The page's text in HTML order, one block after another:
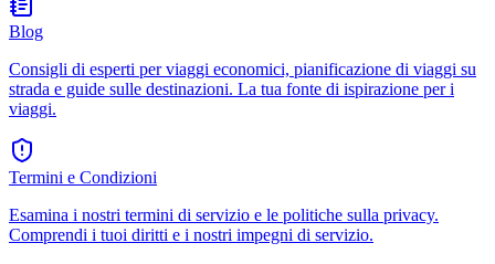
Blog
Consigli di esperti per viaggi economici, pianificazione di viaggi su
strada e guide sulle destinazioni. La tua fonte di ispirazione per i
viaggi.
Termini e Condizioni
Esamina i nostri termini di servizio e le politiche sulla privacy.
Comprendi i tuoi diritti e i nostri impegni di servizio.